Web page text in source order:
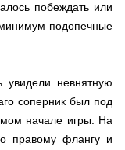
побеждать или
подопечные
увидели невнятную
соперник был под
начале игры. На
правому флангу и